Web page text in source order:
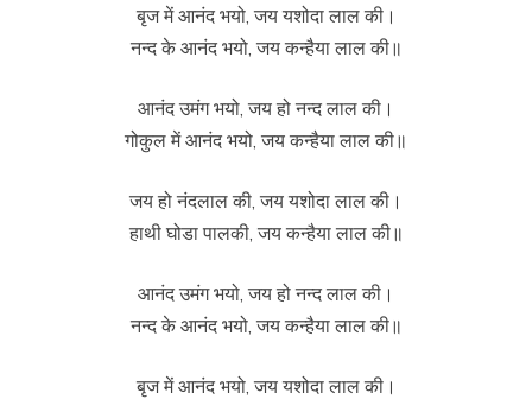
बृज में आनंद भयो, जय यशोदा लाल की।
नन्द के आनंद भयो, जय कन्हैया लाल की॥
आनंद उमंग भयो, जय हो नन्द लाल की।
गोकुल में आनंद भयो, जय कन्हैया लाल की॥
जय हो नंदलाल की, जय यशोदा लाल की।
हाथी घोडा पालकी, जय कन्हैया लाल की॥
आनंद उमंग भयो, जय हो नन्द लाल की।
नन्द के आनंद भयो, जय कन्हैया लाल की॥
बृज में आनंद भयो, जय यशोदा लाल की।